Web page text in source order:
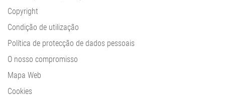
Copyright
Condição de utilização
Política de protecção de dados pessoais
O nosso compromisso
Mapa Web
Cookies